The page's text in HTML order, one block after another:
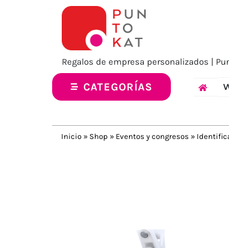
Regalos de empresa personalizados |
CATEGORÍAS
Inicio » Shop » Eventos y congresos »